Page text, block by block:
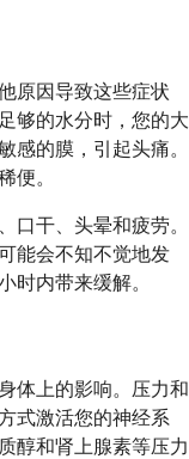
原因导致这些症状
够的水分时，您的大
感的膜，引起头痛。
便。
口干、头晕和疲劳。
能会不知不觉地发
时内带来缓解。
体上的影响。压力和
式激活您的神经系
醇和肾上腺素等压力